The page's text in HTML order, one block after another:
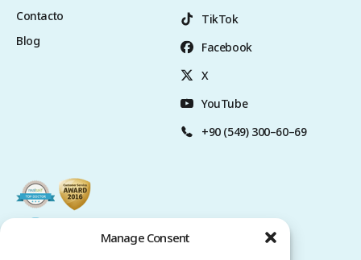
Manage Consent
Contacto
Blog
TikTok
Facebook
X
YouTube
+90 (549) 300–60–69